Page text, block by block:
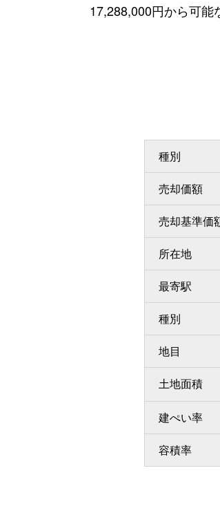
17,288,000円から可
種別
売却価額
売却基準価
所在地
最寄駅
種別
地目
土地面積
建ぺい率
容積率